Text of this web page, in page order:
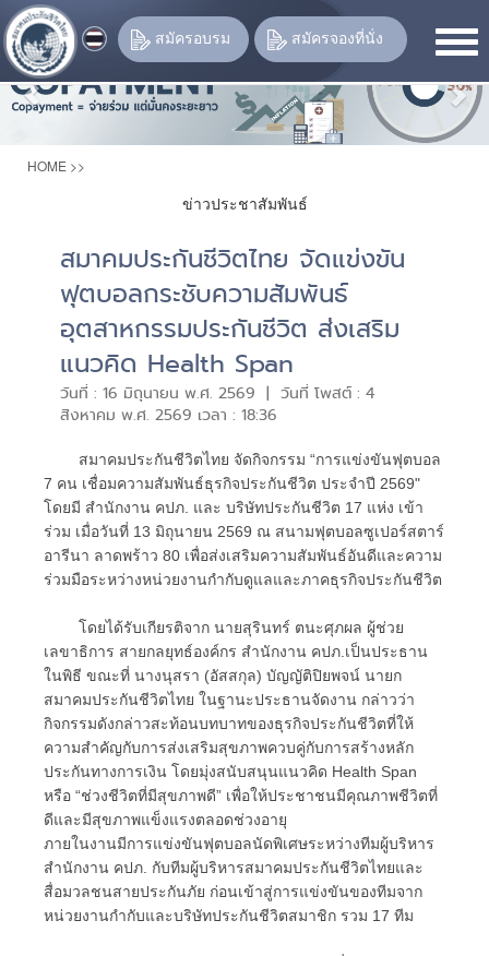
สมัครอบรม สมัครจองที่นั่ง
Previous
HOME >>
ข่าวประชาสัมพันธ์
สมาคมประกันชีวิตไทย จัดแข่งขัน
ฟุตบอลกระชับความสัมพันธ์
อุตสาหกรรมประกันชีวิต ส่งเสริม
แนวคิด Health Span
วันที่ : 16 มิถุนายน พ.ศ. 2569 | วันที่ โพสต์ : 4
สิงหาคม พ.ศ. 2569 เวลา : 18:36
สมาคมประกันชีวิตไทย จัดกิจกรรม “การแข่งขันฟุตบอล
7 คน เชื่อมความสัมพันธ์ธุรกิจประกันชีวิต ประจำปี 2569"
โดยมี สำนักงาน คปภ. และ บริษัทประกันชีวิต 17 แห่ง เข้า
ร่วม เมื่อวันที่ 13 มิถุนายน 2569 ณ สนามฟุตบอลซูเปอร์สตาร์
อารีนา ลาดพร้าว 80 เพื่อส่งเสริมความสัมพันธ์อันดีและความ
ร่วมมือระหว่างหน่วยงานกำกับดูแลและภาคธุรกิจประกันชีวิต
โดยได้รับเกียรติจาก นายสุรินทร์ ตนะศุภผล ผู้ช่วย
เลขาธิการ สายกลยุทธ์องค์กร สำนักงาน คปภ.เป็นประธาน
ในพิธี ขณะที่ นางนุสรา (อัสสกุล) บัญญัติปิยพจน์ นายก
สมาคมประกันชีวิตไทย ในฐานะประธานจัดงาน กล่าวว่า
กิจกรรมดังกล่าวสะท้อนบทบาทของธุรกิจประกันชีวิตที่ให้
ความสำคัญกับการส่งเสริมสุขภาพควบคู่กับการสร้างหลัก
ประกันทางการเงิน โดยมุ่งสนับสนุนแนวคิด Health Span
หรือ “ช่วงชีวิตที่มีสุขภาพดี” เพื่อให้ประชาชนมีคุณภาพชีวิตที่
ดีและมีสุขภาพแข็งแรงตลอดช่วงอายุ
ภายในงานมีการแข่งขันฟุตบอลนัดพิเศษระหว่างทีมผู้บริหาร
สำนักงาน คปภ. กับทีมผู้บริหารสมาคมประกันชีวิตไทยและ
สื่อมวลชนสายประกันภัย ก่อนเข้าสู่การแข่งขันของทีมจาก
หน่วยงานกำกับและบริษัทประกันชีวิตสมาชิก รวม 17 ทีม